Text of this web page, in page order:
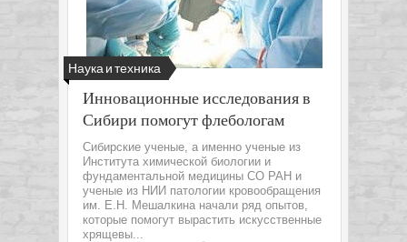
Наука и техника
Инновационные исследования в
Сибири помогут флебологам
Сибирские ученые, а именно ученые из
Института химической биологии и
фундаментальной медицины СО РАН и
ученые из НИИ патологии кровообращения
им. Е.Н. Мешалкина начали ряд опытов,
которые помогут вырастить искусственные
хрящевы...